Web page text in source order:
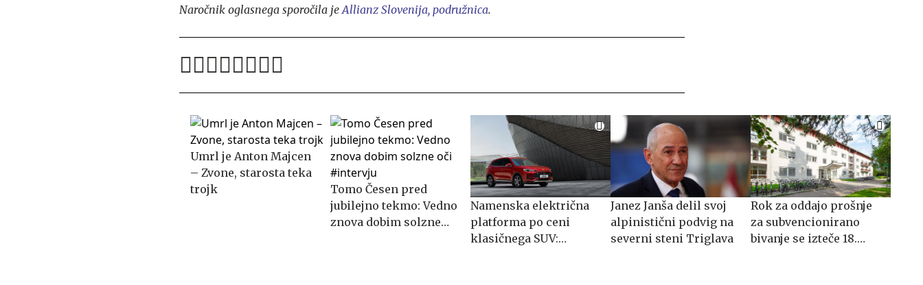
Naročnik oglasnega sporočila jeAllianz Slovenija, podružnica.
Umrl je Anton Majcen
– Zvone, starosta teka
trojk
Tomo Česen pred
jubilejno tekmo: Vedno
znova dobim solzne
Namenska električna
platforma po ceni
klasičnega SUV:
Janez Janša delil svoj
alpinistični podvig na
severni steni Triglava
​​​​​​​Rok za oddajo prošnje
za subvencionirano
bivanje se izteče 18.